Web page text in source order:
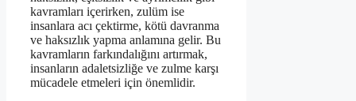
kavramları içerirken, zulüm ise
insanlara acı çektirme, kötü davranma
ve haksızlık yapma anlamına gelir. Bu
kavramların farkındalığını artırmak,
insanların adaletsizliğe ve zulme karşı
mücadele etmeleri için önemlidir.